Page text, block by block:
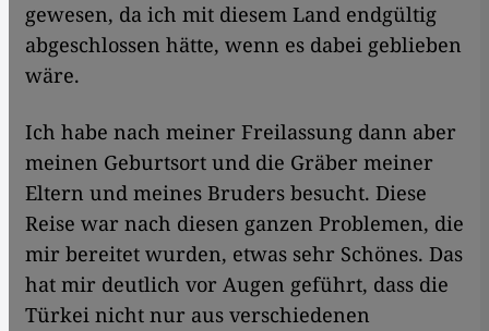
gewesen, da ich mit diesem Land endgültig
abgeschlossen hätte, wenn es dabei geblieben
wäre.
Ich habe nach meiner Freilassung dann aber
meinen Geburtsort und die Gräber meiner
Eltern und meines Bruders besucht. Diese
Reise war nach diesen ganzen Problemen, die
mir bereitet wurden, etwas sehr Schönes. Das
hat mir deutlich vor Augen geführt, dass die
Türkei nicht nur aus verschiedenen